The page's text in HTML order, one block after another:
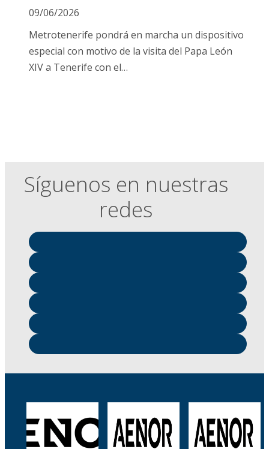
09/06/2026
Metrotenerife pondrá en marcha un dispositivo
especial con motivo de la visita del Papa León
XIV a Tenerife con el…
Síguenos en nuestras
redes